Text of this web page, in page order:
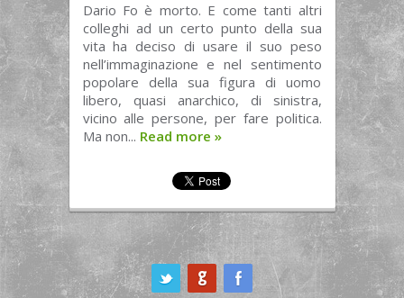
Dario Fo è morto. E come tanti altri
colleghi ad un certo punto della sua
vita ha deciso di usare il suo peso
nell’immaginazione e nel sentimento
popolare della sua figura di uomo
libero, quasi anarchico, di sinistra,
vicino alle persone, per fare politica.
Ma non... Read more »